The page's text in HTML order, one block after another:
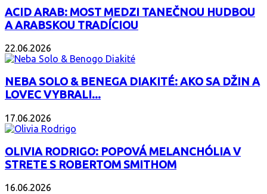
ACID ARAB: MOST MEDZI TANEČNOU HUDBOU
A ARABSKOU TRADÍCIOU
22.06.2026
NEBA SOLO & BENEGA DIAKITÉ: AKO SA DŽIN A
LOVEC VYBRALI...
17.06.2026
OLIVIA RODRIGO: POPOVÁ MELANCHÓLIA V
STRETE S ROBERTOM SMITHOM
16.06.2026